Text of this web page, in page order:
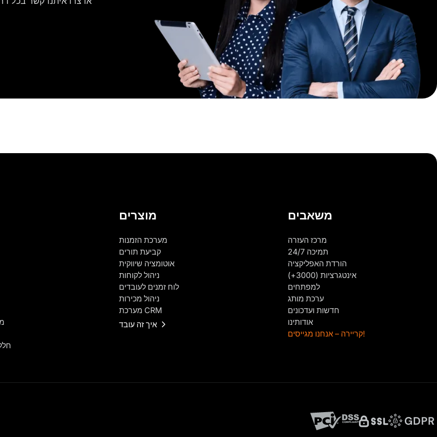
מוצרים
מערכת הזמנות
קביעת תורים
אוטומציה שיווקית
ניהול לקוחות
לוח זמנים לעובדים
ניהול מכירות
מערכת CRM
איך זה עובד
משאבים
מרכז העזרה
תמיכה 24/7
הורדת האפליקציה
אינטגרציות (3000+)
למפתחים
ערכת מותג
חדשות ועדכונים
אודותינו
קריירה – אנחנו מגייסים!